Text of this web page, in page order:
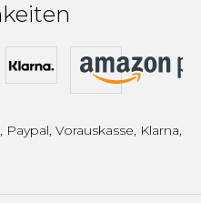
Vorauskasse, Klarna,